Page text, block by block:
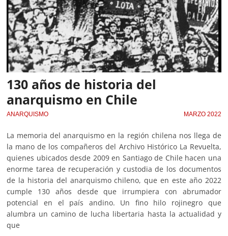
130 años de historia del
anarquismo en Chile
ANARQUISMO MARZO 2022
La memoria del anarquismo en la región chilena nos llega de
la mano de los compañeros del Archivo Histórico La Revuelta,
quienes ubicados desde 2009 en Santiago de Chile hacen una
enorme tarea de recuperación y custodia de los documentos
de la historia del anarquismo chileno, que en este año 2022
cumple 130 años desde que irrumpiera con abrumador
potencial en el país andino. Un fino hilo rojinegro que
alumbra un camino de lucha libertaria hasta la actualidad y
que